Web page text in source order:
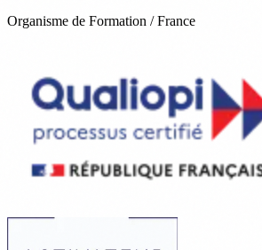
Organisme de Formation / France